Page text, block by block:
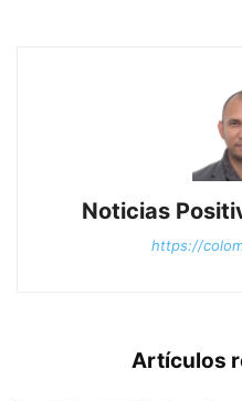
Noticias
https://
Artículos